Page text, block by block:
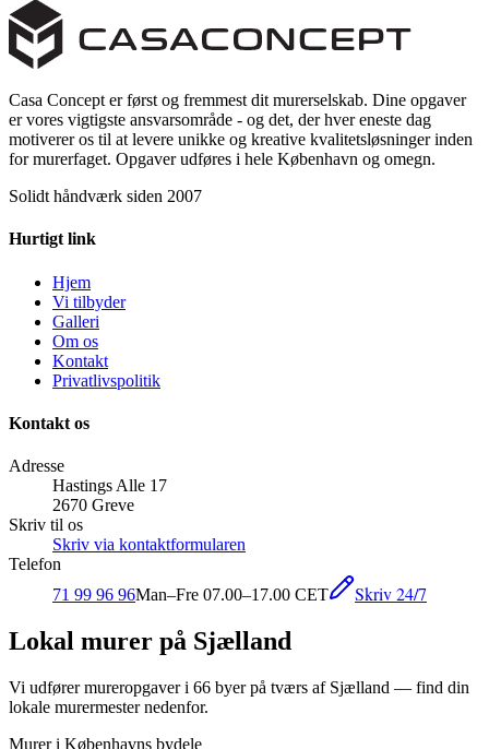
Casa Concept er først og fremmest dit murerselskab. Dine opgaver
er vores vigtigste ansvarsområde - og det, der hver eneste dag
motiverer os til at levere unikke og kreative kvalitetsløsninger inden
for murerfaget. Opgaver udføres i hele København og omegn.
Solidt håndværk siden 2007
Hurtigt link
Hjem
Vi tilbyder
Galleri
Om os
Kontakt
Privatlivspolitik
Kontakt os
Adresse
Hastings Alle 17
2670 Greve
Skriv til os
Skriv via kontaktformularen
Telefon
71 99 96 96Man–Fre 07.00–17.00 CET Skriv 24/7
Lokal murer på Sjælland
Vi udfører mureropgaver i 66 byer på tværs af Sjælland — find din
lokale murermester nedenfor.
Murer i Københavns bydele